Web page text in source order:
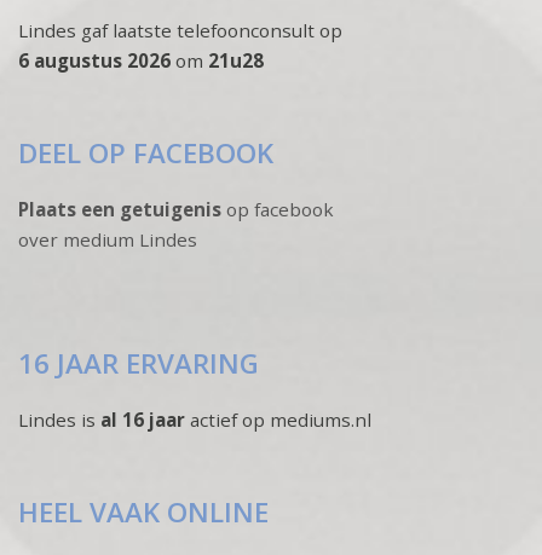
Lindes gaf laatste telefoonconsult op
6 augustus 2026 om 21u28
DEEL OP FACEBOOK
Plaats een getuigenis op facebook
over medium Lindes
16 JAAR ERVARING
Lindes is al 16 jaar actief op mediums.nl
HEEL VAAK ONLINE